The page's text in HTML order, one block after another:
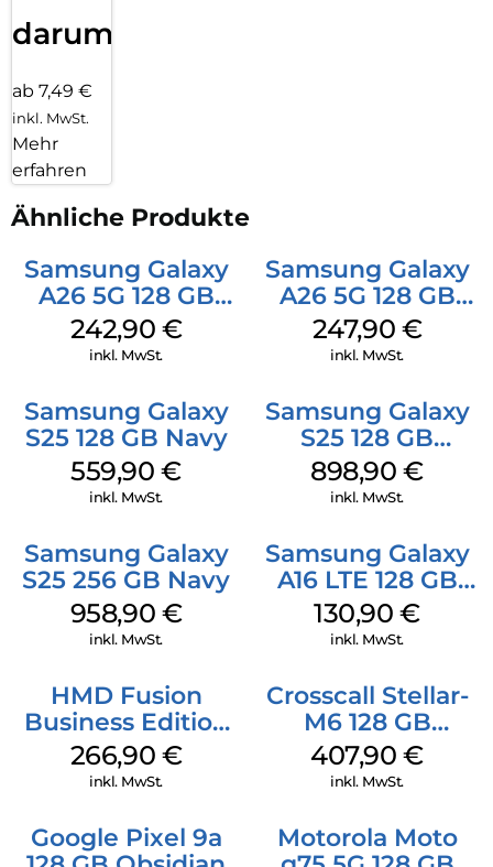
darum!
ab 7,49 €
inkl. MwSt.
Mehr
erfahren
Ähnliche Produkte
Samsung Galaxy
A26 5G 128 GB
Mint
242,90 €
inkl. MwSt.
Samsung Galaxy
A26 5G 128 GB
Black
247,90 €
inkl. MwSt.
Samsung Galaxy
S25 128 GB Navy
559,90€
inkl. MwSt.
Samsung Galaxy
S25 128 GB
Icyblue
898,90€
inkl. MwSt.
Samsung Galaxy
S25 256 GB Navy
958,90 €
inkl. MwSt.
Samsung Galaxy
A16 LTE 128 GB
Black
130,90€
inkl. MwSt.
HMD Fusion
Business Edition
256 GB Grey
266,90 €
inkl. MwSt.
Crosscall Stellar-
M6 128 GB
Schwarz
407,90€
inkl. MwSt.
Google Pixel 9a
Motorola Moto